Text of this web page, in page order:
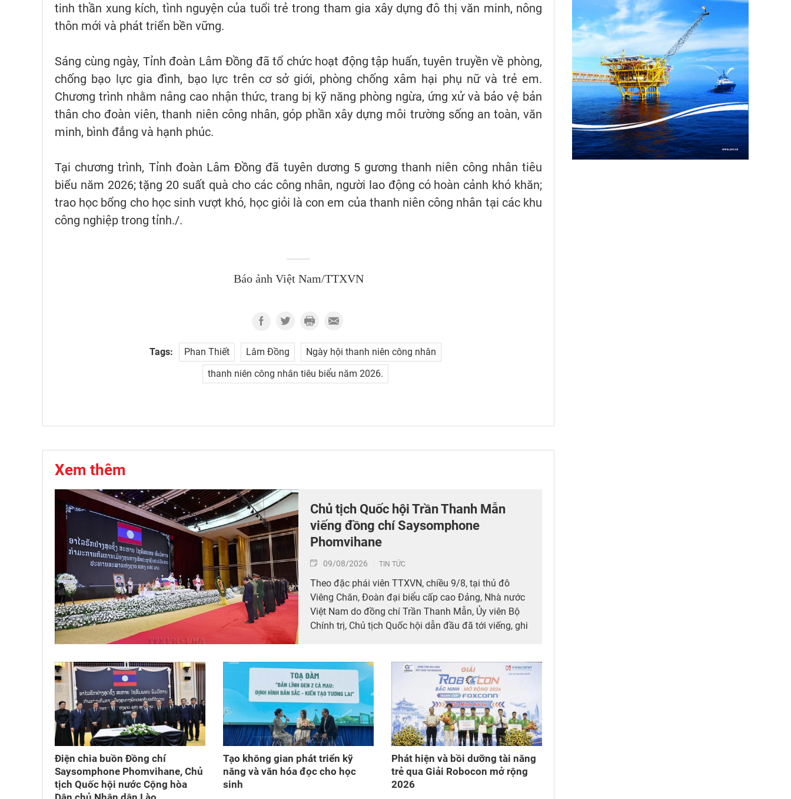
tinh thần xung kích, tình nguyện của tuổi trẻ trong tham gia xây dựng đô thị văn minh, nông
thôn mới và phát triển bền vững.
Sáng cùng ngày, Tỉnh đoàn Lâm Đồng đã tổ chức hoạt động tập huấn, tuyên truyền về phòng,
chống bạo lực gia đình, bạo lực trên cơ sở giới, phòng chống xâm hại phụ nữ và trẻ em.
Chương trình nhằm nâng cao nhận thức, trang bị kỹ năng phòng ngừa, ứng xử và bảo vệ bản
thân cho đoàn viên, thanh niên công nhân, góp phần xây dựng môi trường sống an toàn, văn
minh, bình đẳng và hạnh phúc.
Tại chương trình, Tỉnh đoàn Lâm Đồng đã tuyên dương 5 gương thanh niên công nhân tiêu
biểu năm 2026; tặng 20 suất quà cho các công nhân, người lao động có hoàn cảnh khó khăn;
trao học bổng cho học sinh vượt khó, học giỏi là con em của thanh niên công nhân tại các khu
công nghiệp trong tỉnh./.
Báo ảnh Việt Nam/TTXVN
Tags: Phan Thiết Lâm Đồng
Ngày hội thanh niên công nhân
thanh niên công nhân tiêu biểu năm 2026.
Xem thêm
Chủ tịch Quốc hội Trần Thanh Mẫn
viếng đồng chí Saysomphone
Phomvihane
09/08/2026 TIN TỨC
Theo đặc phái viên TTXVN, chiều 9/8, tại thủ đô
Viêng Chăn, Đoàn đại biểu cấp cao Đảng, Nhà nước
Việt Nam do đồng chí Trần Thanh Mẫn, Ủy viên Bộ
Chính trị, Chủ tịch Quốc hội dẫn đầu đã tới viếng, ghi
Điện chia buồn Đồng chí
Saysomphone Phomvihane, Chủ
tịch Quốc hội nước Cộng hòa
Tạo không gian phát triển kỹ
năng và văn hóa đọc cho học
sinh
Phát hiện và bồi dưỡng tài năng
trẻ qua Giải Robocon mở rộng
2026